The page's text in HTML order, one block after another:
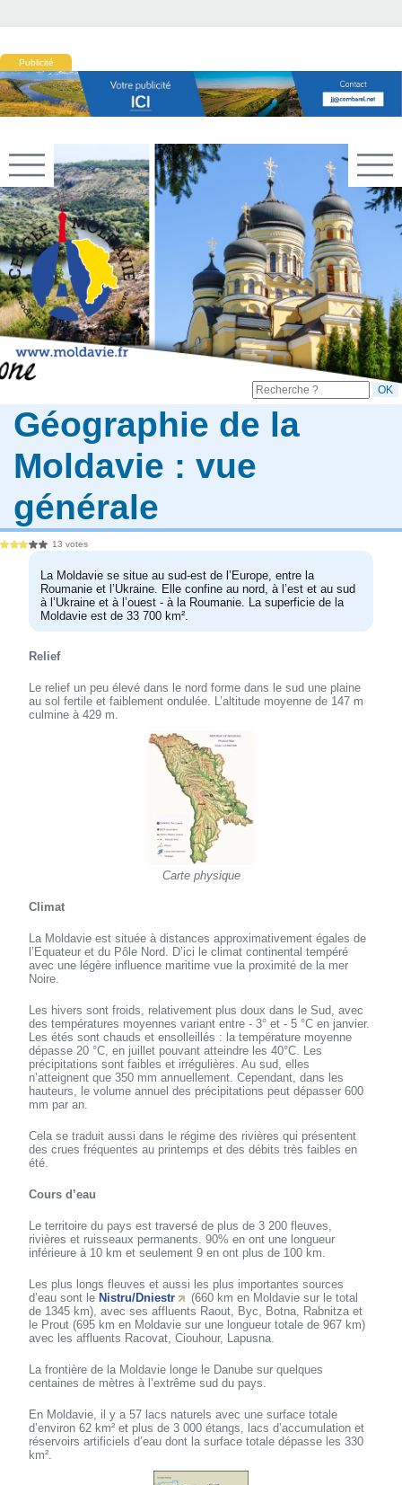
Publicité
Géographie de la
Moldavie : vue
générale
13 votes
La Moldavie se situe au sud-est de l’Europe, entre la
Roumanie et l’Ukraine. Elle confine au nord, à l’est et au sud
à l’Ukraine et à l’ouest - à la Roumanie. La superficie de la
Moldavie est de 33 700 km².
Relief
Le relief un peu élevé dans le nord forme dans le sud une plaine
au sol fertile et faiblement ondulée. L’altitude moyenne de 147 m
culmine à 429 m.
Carte physique
Climat
La Moldavie est située à distances approximativement égales de
l’Equateur et du Pôle Nord. D’ici le climat continental tempéré
avec une légère influence maritime vue la proximité de la mer
Noire.
Les hivers sont froids, relativement plus doux dans le Sud, avec
des températures moyennes variant entre - 3° et - 5 °C en janvier.
Les étés sont chauds et ensolleillés : la température moyenne
dépasse 20 °C, en juillet pouvant atteindre les 40°C. Les
précipitations sont faibles et irrégulières. Au sud, elles
n’atteignent que 350 mm annuellement. Cependant, dans les
hauteurs, le volume annuel des précipitations peut dépasser 600
mm par an.
Cela se traduit aussi dans le régime des rivières qui présentent
des crues fréquentes au printemps et des débits très faibles en
été.
Cours d’eau
Le territoire du pays est traversé de plus de 3 200 fleuves,
rivières et ruisseaux permanents. 90% en ont une longueur
inférieure à 10 km et seulement 9 en ont plus de 100 km.
Les plus longs fleuves et aussi les plus importantes sources
d’eau sont leNistru/Dniestr
(660 km en Moldavie sur le total
de 1345 km), avec ses affluents Raout, Byc, Botna, Rabnitza et
le Prout (695 km en Moldavie sur une longueur totale de 967 km)
avec les affluents Racovat, Ciouhour, Lapusna.
La frontière de la Moldavie longe le Danube sur quelques
centaines de mètres à l’extrême sud du pays.
En Moldavie, il y a 57 lacs naturels avec une surface totale
d’environ 62 km² et plus de 3 000 étangs, lacs d’accumulation et
réservoirs artificiels d’eau dont la surface totale dépasse les 330
km².